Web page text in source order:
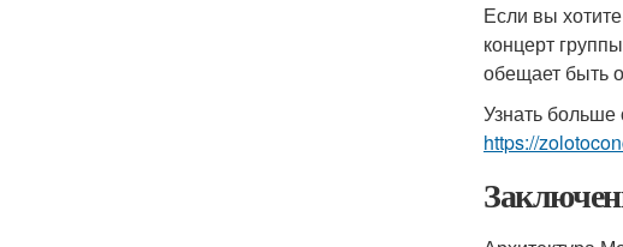
Если вы
концерт
обещает быть
Узнать больше
https://